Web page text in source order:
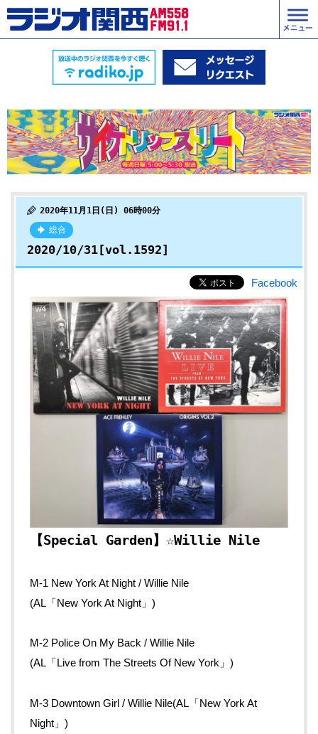
2020年11月1日(日) 06時00分
総合
2020/10/31[vol.1592]
Facebook
【Special Garden】☆Willie Nile
M-1 New York At Night / Willie Nile
(AL「New York At Night」)
M-2 Police On My Back / Willie Nile
(AL「Live from The Streets Of New York」)
M-3 Downtown Girl / Willie Nile(AL「New York At
Night」)